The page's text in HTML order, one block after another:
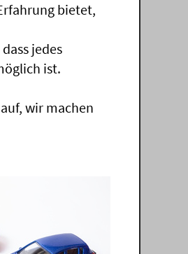
bietet,
jedes
ist.
wir machen